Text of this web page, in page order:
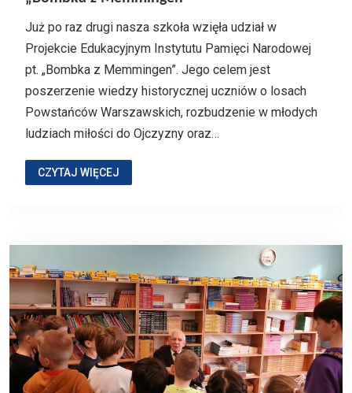
Już po raz drugi nasza szkoła wzięła udział w
Projekcie Edukacyjnym Instytutu Pamięci Narodowej
pt. „Bombka z Memmingen”. Jego celem jest
poszerzenie wiedzy historycznej uczniów o losach
Powstańców Warszawskich, rozbudzenie w młodych
ludziach miłości do Ojczyzny oraz…
CZYTAJ WIĘCEJ